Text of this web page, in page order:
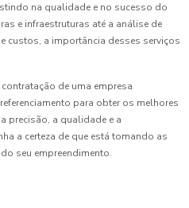
na qualidade e no sucesso do
e infraestruturas até a análise de
custos, a importância desses serviços
de uma empresa
para obter os melhores
precisão, a qualidade e a
a certeza de que está tomando as
seu empreendimento.